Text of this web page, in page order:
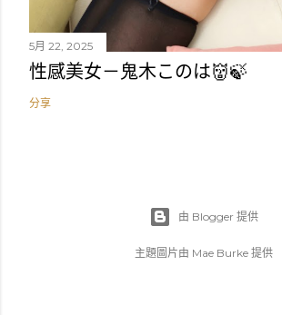
5月 22, 2025
性感美女－鬼木このは👹🍃
分享
由 Blogger 提供
主題圖片由 Mae Burke 提供